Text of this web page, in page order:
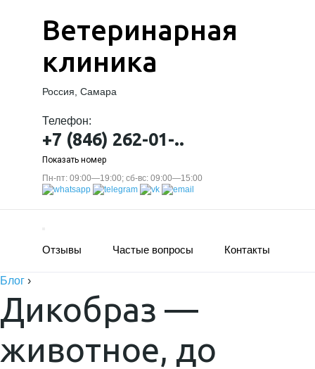
Ветеринарная
клиника
Россия, Самара
Телефон:
+7 (846) 262-01-..
Показать номер
Пн-пт: 09:00—19:00; сб-вс: 09:00—15:00
Отзывы Частые вопросы Контакты
Блог ›
Дикобраз —
животное, до